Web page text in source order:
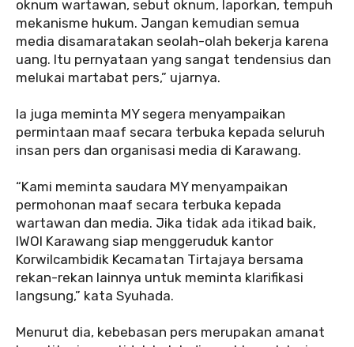
oknum wartawan, sebut oknum, laporkan, tempuh
mekanisme hukum. Jangan kemudian semua
media disamaratakan seolah-olah bekerja karena
uang. Itu pernyataan yang sangat tendensius dan
melukai martabat pers,” ujarnya.
‎Ia juga meminta MY segera menyampaikan
permintaan maaf secara terbuka kepada seluruh
insan pers dan organisasi media di Karawang.
‎“Kami meminta saudara MY menyampaikan
permohonan maaf secara terbuka kepada
wartawan dan media. Jika tidak ada itikad baik,
IWOI Karawang siap menggeruduk kantor
Korwilcambidik Kecamatan Tirtajaya bersama
rekan-rekan lainnya untuk meminta klarifikasi
langsung,” kata Syuhada.
‎Menurut dia, kebebasan pers merupakan amanat